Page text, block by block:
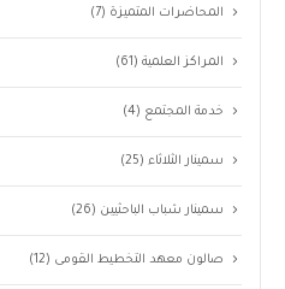
المحاضرات المتميزة (7)
المراكز العلمية(61)
خدمة المجتمع (4)
سمينار الثلاثاء(25)
سمينار شباب الباحثيين (26)
صالون معهد التخطيط القومى (12)